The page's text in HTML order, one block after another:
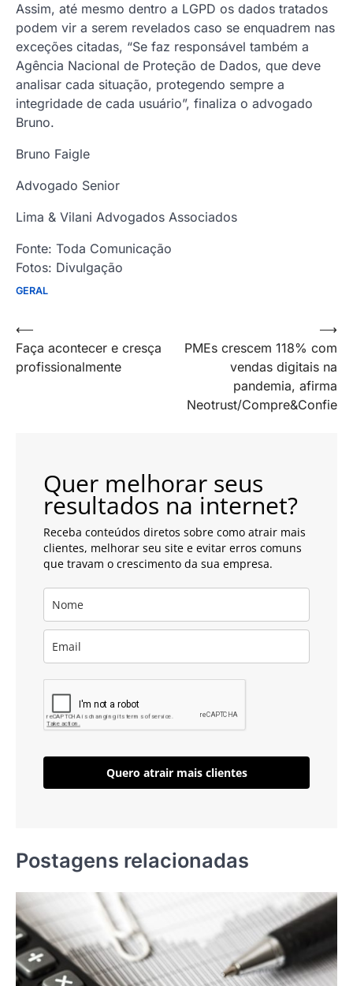
Assim, até mesmo dentro a LGPD os dados tratados
podem vir a serem revelados caso se enquadrem nas
exceções citadas, “Se faz responsável também a
Agência Nacional de Proteção de Dados, que deve
analisar cada situação, protegendo sempre a
integridade de cada usuário”, finaliza o advogado
Bruno.
Bruno Faigle
Advogado Senior
Lima & Vilani Advogados Associados
Fonte: Toda Comunicação
Fotos: Divulgação
GERAL
Navegação
de
artigos
⟵
Faça acontecer e cresça
profissionalmente
PMEs crescem 118% com
vendas digitais na
pandemia, afirma
Neotrust/Compre&Confie
⟶
Quer melhorar seus
resultados na internet?
Receba conteúdos diretos sobre como atrair mais
clientes, melhorar seu site e evitar erros comuns
que travam o crescimento da sua empresa.
Quero atrair mais clientes
Postagens relacionadas